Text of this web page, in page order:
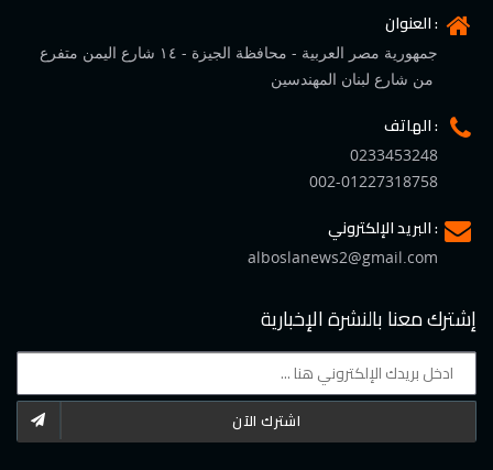
العنوان :
جمهورية مصر العربية - محافظة الجيزة - ١٤ شارع اليمن متفرع
الهاتف :
0233453248
002-01227318758
البريد الإلكتروني :
alboslanews2@gmail.com
إشترك معنا بالنشرة الإخبارية
اشترك الآن